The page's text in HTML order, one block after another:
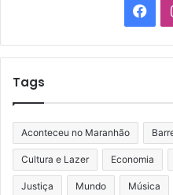
Tags
Aconteceu no Maranhão
Cultura e Lazer Economia
Justiça Mundo Música